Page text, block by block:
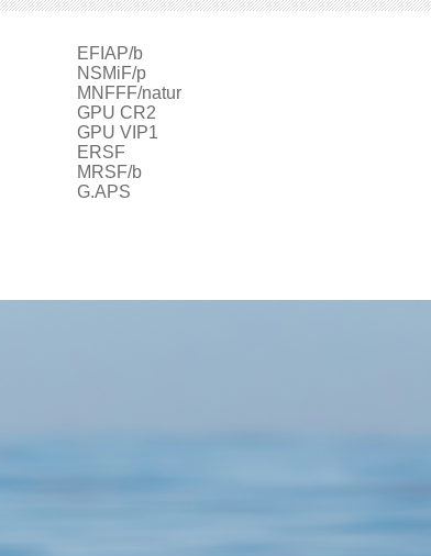
EFIAP/b
NSMiF/p
MNFFF/natur
GPU CR2
GPU VIP1
ERSF
MRSF/b
G.APS